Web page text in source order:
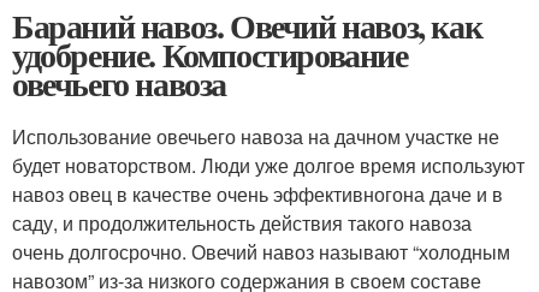
Бараний навоз. Овечий навоз, как
удобрение. Компостирование
овечьего навоза
Использование овечьего навоза на дачном участке не
будет новаторством. Люди уже долгое время используют
навоз овец в качестве очень эффективногона даче и в
саду, и продолжительность действия такого навоза
очень долгосрочно. Овечий навоз называют “холодным
навозом” из-за низкого содержания в своем составе